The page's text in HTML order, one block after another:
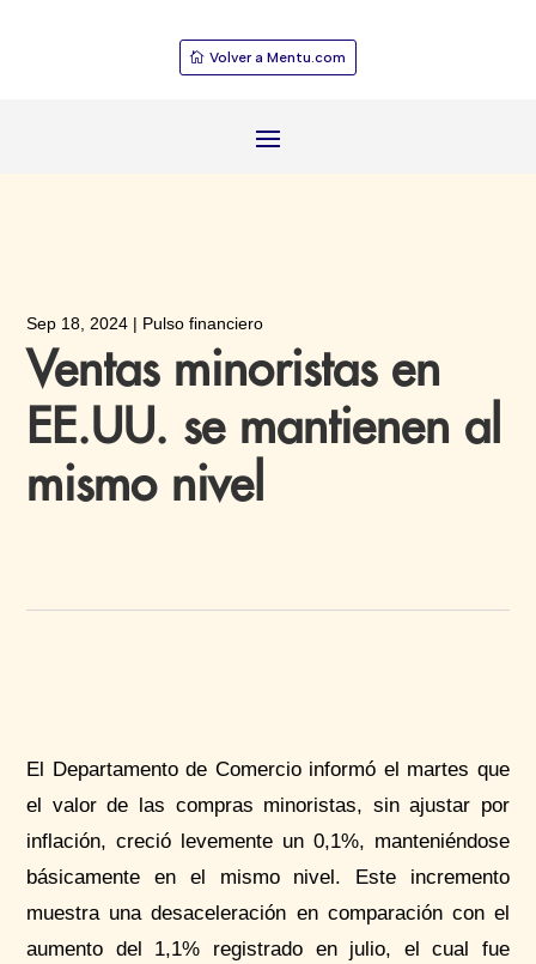
Volver a Mentu.com
Sep 18, 2024 | Pulso financiero
Ventas minoristas en
EE.UU. se mantienen al
mismo nivel
El Departamento de Comercio informó el martes que
el valor de las compras minoristas, sin ajustar por
inflación, creció levemente un 0,1%, manteniéndose
básicamente en el mismo nivel. Este incremento
muestra una desaceleración en comparación con el
aumento del 1,1% registrado en julio, el cual fue